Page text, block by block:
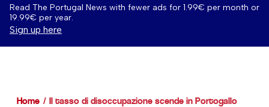
Read The Portugal News with fewer ads for 1.99€ per month or
19.99€ per year.
Sign up here
Home Il tasso di disoccupazione scende in Portogallo